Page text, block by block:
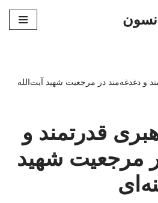
و دغدغه‌مند در مرجعیت شهید آیت‌الله
قدرتمند و
مرجعیت شهید